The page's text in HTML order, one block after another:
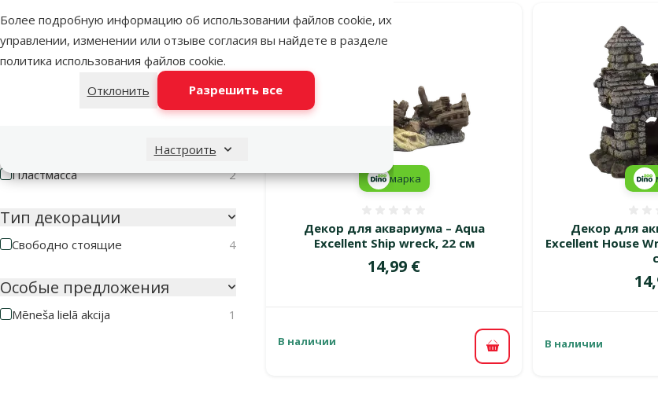
Более подробную информацию об использовании файлов cookie, их
управлении, изменении или отзыве согласия вы найдете в разделе
политика использования файлов cookie.
Отклонить
Разрешить все
Настроить
Оценка 40%
0
Оценка 20%
0
1
Пластмасса
2
Тип декорации
Свободно стоящие 4
Особые предложения
Mēneša lielā akcija 1
Декор для аквариума – Aqua
Excellent Ship wreck, 22 см
Цена
14,99 €
марка
В наличии
В корзину
Декор для
Excellent House
В наличии